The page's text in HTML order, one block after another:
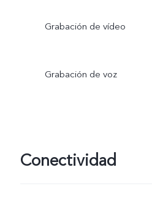
Grabación de vídeo
Grabación de voz
Conectividad